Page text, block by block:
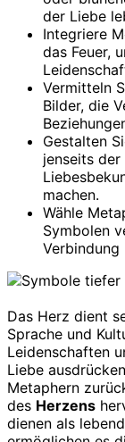
der Liebe
Integriere
das Feuer,
Vermitteln
Bilder, die
Gestalten
jenseits
machen.
Wähle
Symbolen
Verbindung
Das Herz dient
Sprache und
Leidenschaften
Liebe
Metaphern
des Herzens
dienen als